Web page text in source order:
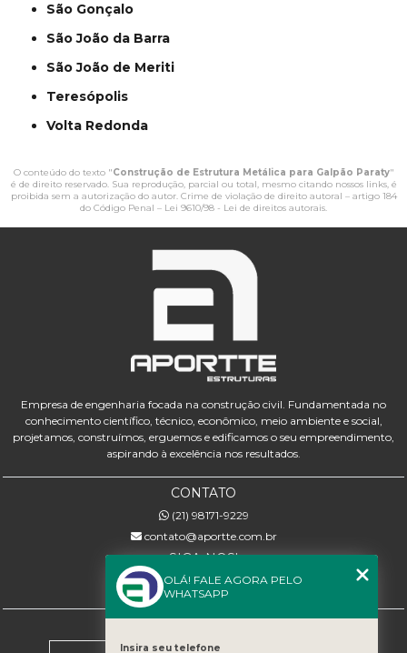
São Gonçalo
São João da Barra
São João de Meriti
Teresópolis
Volta Redonda
O conteúdo do texto "Construção de Estrutura Metálica para Galpão Paraty"
é de direito reservado. Sua reprodução, parcial ou total, mesmo citando nossos links, é
proibida sem a autorização do autor. Crime de violação de direito autoral – artigo 184
do Código Penal – Lei 9610/98 - Lei de direitos autorais.
Empresa de engenharia focada na construção civil. Fundamentada no
conhecimento científico, técnico, econômico, meio ambiente e social,
projetamos, construímos, erguemos e edificamos o seu empreendimento,
aspirando à excelência nos resultados.
CONTATO
(21) 98171-9229
contato@aportte.com.br
SIGA-NOS!
Home
OLÁ! FALE AGORA PELO
WHATSAPP
Insira seu telefone